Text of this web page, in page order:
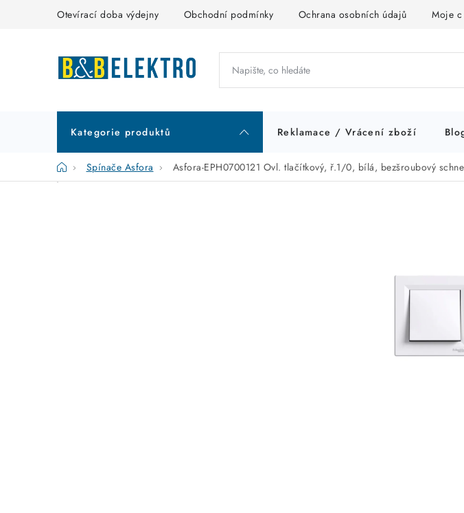
Otevírací doba výdejny Obchodní podmínky Ochrana osobních údajů Moje
Kategorie produktů Reklamace / Vrácení zboží
DomůSpínače Asfora Asfora-EPH0700121 Ovl. tlačítkový, ř.1/0, bílá, bezšroubový
P